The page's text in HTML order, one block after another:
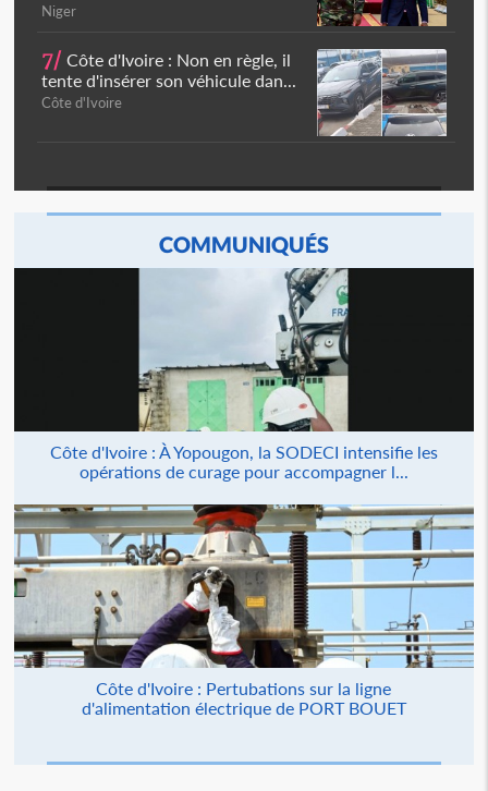
Niger
7/ Côte d'Ivoire : Non en règle, il
tente d'insérer son véhicule dan...
Côte d'Ivoire
COMMUNIQUÉS
Côte d'Ivoire : À Yopougon, la SODECI intensifie les
opérations de curage pour accompagner l...
Côte d'Ivoire : Pertubations sur la ligne
d'alimentation électrique de PORT BOUET